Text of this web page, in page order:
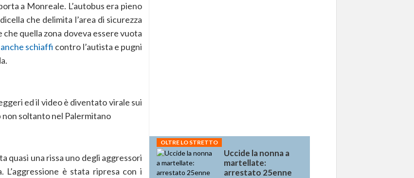
a Monreale. L’autobus era pieno
che delimita l’area di sicurezza
quella zona doveva essere vuota
schiaffi contro l’autista e pugni
ed il video è diventato virale sui
soltanto nel Palermitano
quasi una rissa uno degli aggressori
L’aggressione è stata ripresa con i
OLTRE LO STRETTO
Uccide la nonna a
martellate:
arrestato 25enne